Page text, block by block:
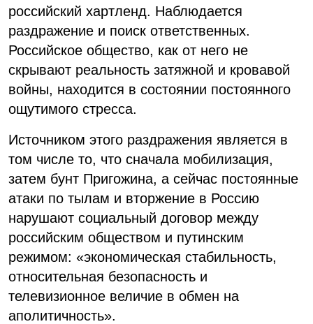
российский хартленд. Наблюдается
раздражение и поиск ответственных.
Российское общество, как от него не
скрывают реальность затяжной и кровавой
войны, находится в состоянии постоянного
ощутимого стресса.
Источником этого раздражения является в
том числе то, что сначала мобилизация,
затем бунт Пригожина, а сейчас постоянные
атаки по тылам и вторжение в Россию
нарушают социальный договор между
российским обществом и путинским
режимом: «экономическая стабильность,
относительная безопасность и
телевизионное величие в обмен на
аполитичность».